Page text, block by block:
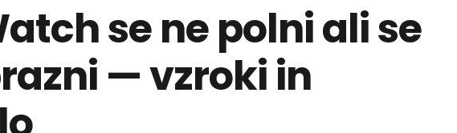
se ne polni ali se
— vzroki in